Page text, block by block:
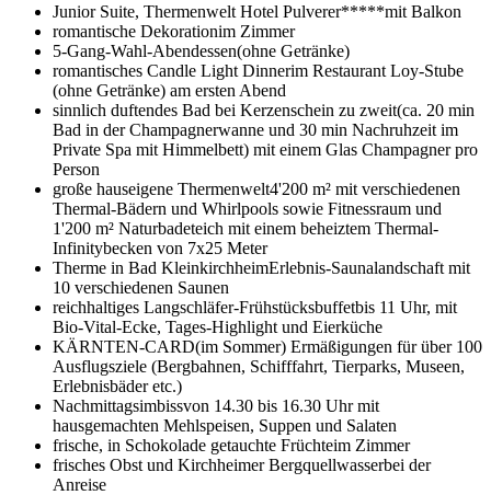
Junior Suite, Thermenwelt Hotel Pulverer*****mit Balkon
romantische Dekorationim Zimmer
5-Gang-Wahl-Abendessen(ohne Getränke)
romantisches Candle Light Dinnerim Restaurant Loy-Stube
(ohne Getränke) am ersten Abend
sinnlich duftendes Bad bei Kerzenschein zu zweit(ca. 20 min
Bad in der Champagnerwanne und 30 min Nachruhzeit im
Private Spa mit Himmelbett) mit einem Glas Champagner pro
Person
große hauseigene Thermenwelt4'200 m² mit verschiedenen
Thermal-Bädern und Whirlpools sowie Fitnessraum und
1'200 m² Naturbadeteich mit einem beheiztem Thermal-
Infinitybecken von 7x25 Meter
Therme in Bad KleinkirchheimErlebnis-Saunalandschaft mit
10 verschiedenen Saunen
reichhaltiges Langschläfer-Frühstücksbuffetbis 11 Uhr, mit
Bio-Vital-Ecke, Tages-Highlight und Eierküche
KÄRNTEN-CARD(im Sommer) Ermäßigungen für über 100
Ausflugsziele (Bergbahnen, Schifffahrt, Tierparks, Museen,
Erlebnisbäder etc.)
Nachmittagsimbissvon 14.30 bis 16.30 Uhr mit
hausgemachten Mehlspeisen, Suppen und Salaten
frische, in Schokolade getauchte Früchteim Zimmer
frisches Obst und Kirchheimer Bergquellwasserbei der
Anreise